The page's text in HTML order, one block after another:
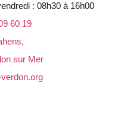
: 08h30 à 16h00
60 19
sur Mer